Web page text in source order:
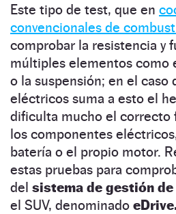
Este tipo de test, que en
convencionales de
comprobar la resistencia y
múltiples elementos como
o la suspensión; en el caso
eléctricos suma a esto el
dificulta mucho el correcto
los componentes
batería o el propio motor.
estas pruebas para
del sistema de gestión
el SUV, denominado